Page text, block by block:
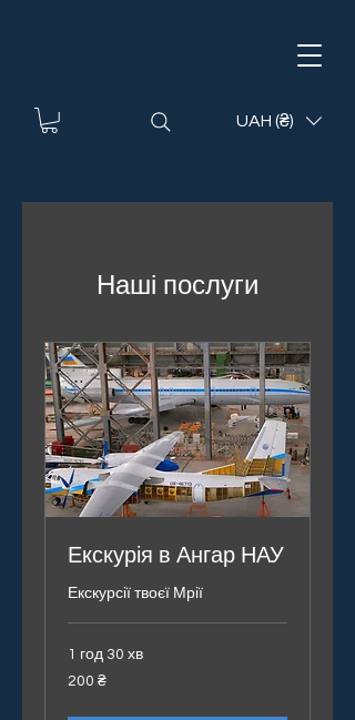
UAH (₴)
Наші послуги
Екскурія в Ангар НАУ
Екскурсії твоєї Мрії
1 год 30 хв
200
українських
200 ₴